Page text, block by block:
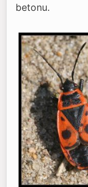
betonu.